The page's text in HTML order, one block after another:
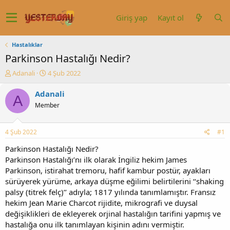
Giriş yap Kayıt ol
Hastalıklar
Parkinson Hastalığı Nedir?
K
n
u
y
b
a
ş
a
t
a
n
Adanali
B
ş
a
ç
t
a
r
i
h
i
4 Şub 2022
A Adanali
Member
4 Şub 2022 #1
Parkinson Hastalığı Nedir?
Parkinson Hastalığı’nı ilk olarak İngiliz hekim James
Parkinson, istirahat tremoru, hafif kambur postür, ayakları
sürüyerek yürüme, arkaya düşme eğilimi belirtilerini ‘‘shaking
palsy (titrek felç)’’ adıyla; 1817 yılında tanımlamıştır. Fransız
hekim Jean Marie Charcot rijidite, mikrografi ve duysal
değişiklikleri de ekleyerek orjinal hastalığın tarifini yapmış ve
hastalığa onu ilk tanımlayan kişinin adını vermiştir.